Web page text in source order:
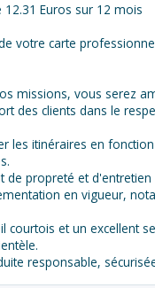
12.31 Euros sur 12 mois
votre carte
missions, vous serez
des clients dans le
les itinéraires en
de propreté et
en vigueur,
courtois et un excellent
responsable,